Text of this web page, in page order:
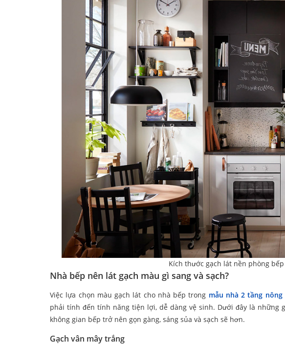
Kích thước gạch lát nền phòng
Nhà bếp nên lát gạch màu gì sang và sạch?
Việc lựa chọn màu gạch lát cho nhà bếp trong mẫu nhà 2 tầng
phải tính đến tính năng tiện lợi, dễ dàng vệ sinh. Dưới đây là những
không gian bếp trở nên gọn gàng, sáng sủa và sạch sẽ hơn.
Gạch vân mây trắng